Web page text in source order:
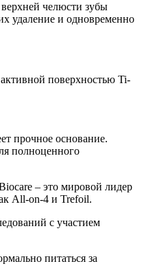
челюсти зубы
удаление и одновременно
поверхностью Ti-
прочное основание.
полноценного
– это мировой лидер
All-on-4 и Trefoil.
с участием
питаться за